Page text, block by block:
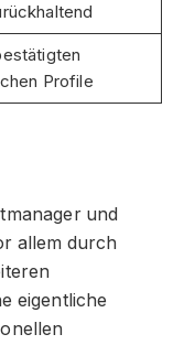
Profile
und
allem durch
eigentliche